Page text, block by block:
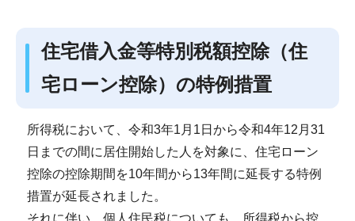
住宅借入金等特別税額控除（住
宅ローン控除）の特例措置
所得税において、令和3年1月1日から令和4年12月31
日までの間に居住開始した人を対象に、住宅ローン
控除の控除期間を10年間から13年間に延長する特例
措置が延長されました。
それに伴い、個人住民税についても、所得税から控